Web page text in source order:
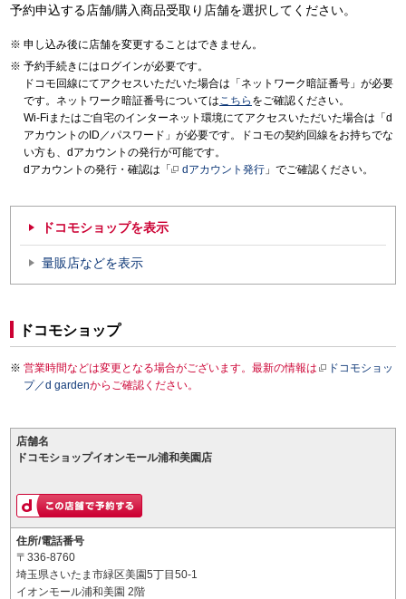
予約申込する店舗/購入商品受取り店舗を選択してください。
申し込み後に店舗を変更することはできません。
予約手続きにはログインが必要です。
ドコモ回線にてアクセスいただいた場合は「ネットワーク暗証番号」が必要
です。ネットワーク暗証番号についてはこちら をご確認ください。
Wi-Fiまたはご自宅のインターネット環境にてアクセスいただいた場合は「d
アカウントのID／パスワード」が必要です。ドコモの契約回線をお持ちでな
い方も、dアカウントの発行が可能です。
dアカウントの発行・確認は「
dアカウント発行 」でご確認ください。
ドコモショップを表示
量販店などを表示
ドコモショップ
営業時間などは変更となる場合がございます。最新の情報は
ドコモショッ
プ／d gardenからご確認ください。
店舗名
ドコモショップイオンモール浦和美園店
住所/電話番号
〒336-8760
埼玉県さいたま市緑区美園5丁目50-1
イオンモール浦和美園 2階